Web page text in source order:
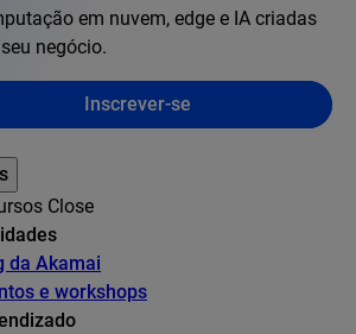
em nuvem, edge e IA criadas
negócio.
Inscrever-se
Close
da Akamai
e workshops